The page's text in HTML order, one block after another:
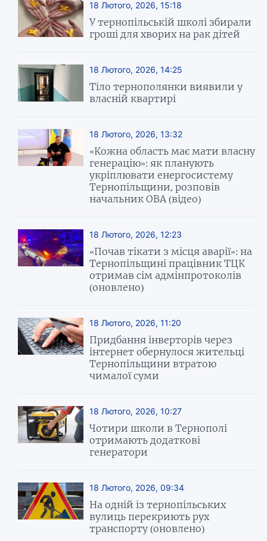
18 Лютого, 2026, 15:18
У тернопільській школі збирали
гроші для хворих на рак дітей
18 Лютого, 2026, 14:25
Тіло тернополянки виявили у
власній квартирі
18 Лютого, 2026, 13:32
«Кожна область має мати власну
генерацію»: як планують
укріплювати енергосистему
Тернопільщини, розповів
начальник ОВА (відео)
18 Лютого, 2026, 12:23
«Почав тікати з місця аварії»: на
Тернопільщині працівник ТЦК
отримав сім адмінпротоколів
(оновлено)
18 Лютого, 2026, 11:20
Придбання інверторів через
інтернет обернулося жительці
Тернопільщини втратою
чималої суми
18 Лютого, 2026, 10:27
Чотири школи в Тернополі
отримають додаткові
генератори
18 Лютого, 2026, 09:34
На одній із тернопільських
вулиць перекриють рух
транспорту (оновлено)